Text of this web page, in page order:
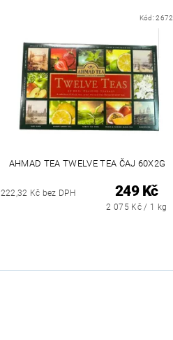
Kód:2672
AHMAD TEA TWELVE TEA ČAJ 60X2G
222,32 Kč bez DPH 249 Kč
2 075 Kč / 1 kg